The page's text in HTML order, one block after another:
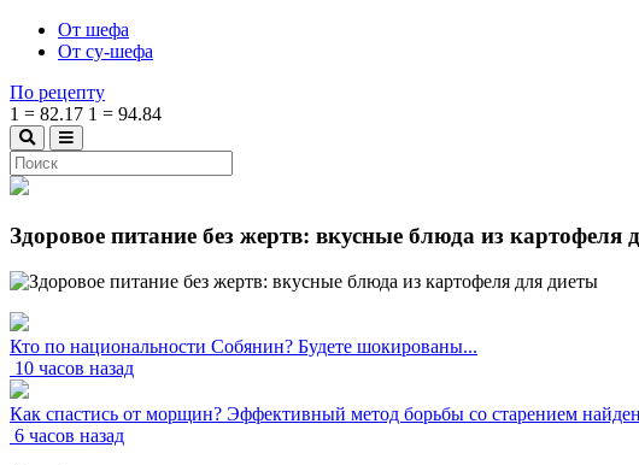
От шефа
От су-шефа
По рецепту
1 = 82.17 1 = 94.84
Здоровое питание без жертв: вкусные блюда из картофеля
Кто по национальности Собянин? Будете шокированы...
10 часов назад
Как спастись от морщин? Эффективный метод борьбы со старением
6 часов назад